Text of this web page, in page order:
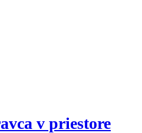
v priestore